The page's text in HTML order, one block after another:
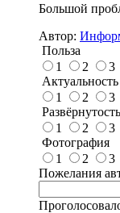
Большой
Автор:
Польза
1
2 3
Актуальность
1
2 3
Развёрнутость
1
2 3
Фотография
1
2 3
Пожелания